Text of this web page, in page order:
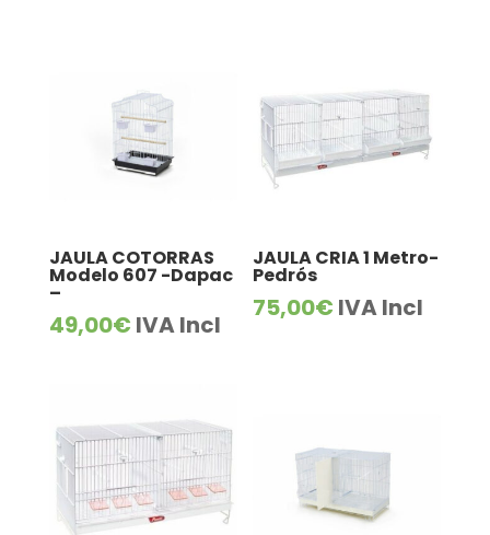
JAULA COTORRAS
Modelo 607 -Dapac
–
49,00€ IVA Incl
JAULA CRIA 1 Metro-
Pedrós
75,00€ IVA Incl